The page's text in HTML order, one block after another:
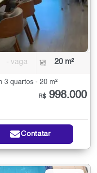
- vaga 20 m²
3 quartos - 20 m²
R$ 998.000
Contatar